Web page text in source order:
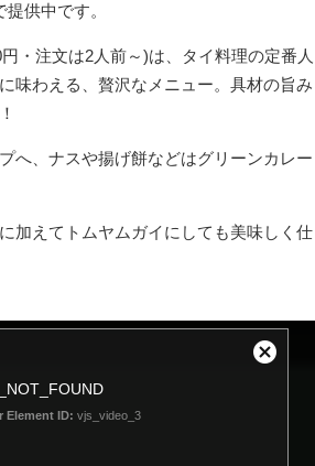
供中です。
・注文は2人前～)は、タイ料理の定番人
味わえる、贅沢なメニュー。具材の旨み
へ、ナスや揚げ餅などはグリーンカレー
加えてトムヤムガイにしても美味しく仕